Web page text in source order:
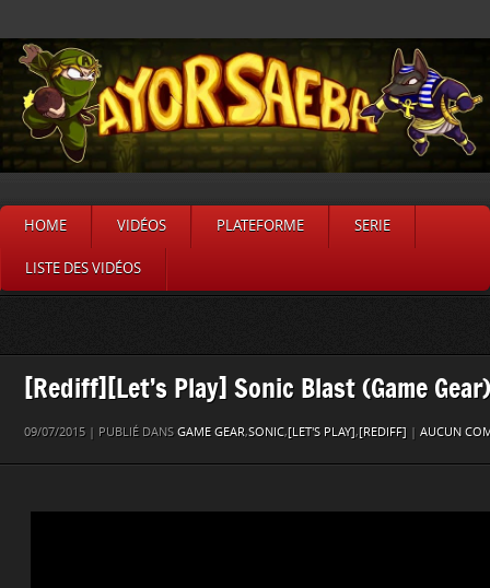
HOME VIDÉOS PLATEFORME SERIE
LISTE DES VIDÉOS
[Rediff][Let’s Play] Sonic Blast (Game Gear)
09/07/2015 | PUBLIÉ DANS GAME GEAR,SONIC,[LET'S PLAY],[REDIFF] AUCUN